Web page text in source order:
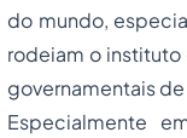
do mundo,
rodeiam o
governamentais
Especialmente